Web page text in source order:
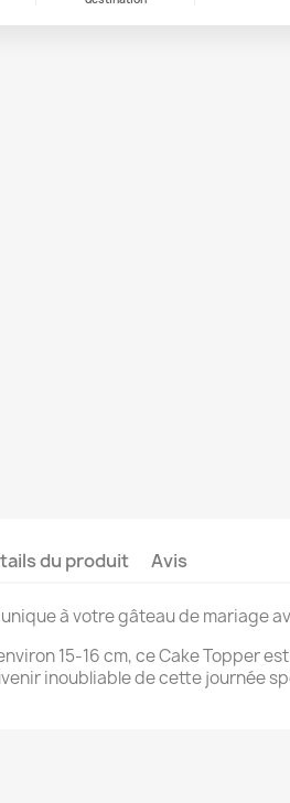
du produit Avis
à votre gâteau de mariage
15-16 cm, ce Cake Topper
inoubliable de cette journée